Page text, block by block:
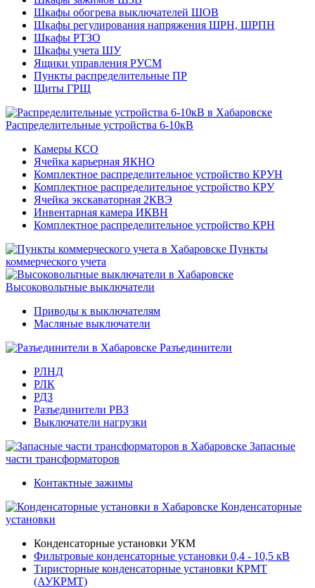
Шкафы обогрева выключателей ШОВ
Шкафы регулирования напряжения ШРН, ШРПН
Шкафы РТЗО
Шкафы учета ШУ
Ящики управления РУСМ
Пункты распределительные ПР
Щиты ГРЩ
Распределительные устройства 6-10кВ
Камеры КСО
Ячейка карьерная ЯКНО
Комплектное распределительное устройство КРУН
Комплектное распределительное устройство КРУ
Ячейка экскаваторная 2КВЭ
Инвентарная камера ИКВН
Комплектное распределительное устройство КРН
Пункты
коммерческого учета
Высоковольтные выключатели
Приводы к выключателям
Масляные выключатели
Разъединители
РЛНД
РЛК
РДЗ
Разъединители РВЗ
Выключатели нагрузки
Запасные
части трансформаторов
Контактные зажимы
Конденсаторные
установки
Конденсаторные установки УКМ
Фильтровые конденсаторные установки 0,4 - 10,5 кВ
Тиристорные конденсаторные установки КРМТ
(АУКРМТ)